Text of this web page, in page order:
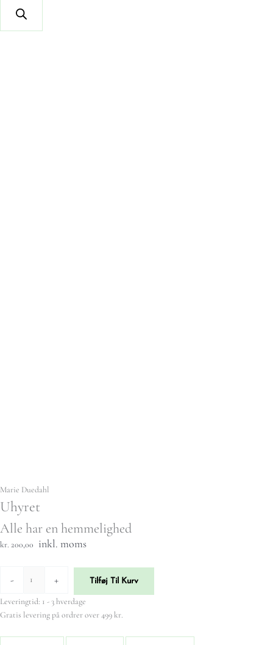
Marie Duedahl
Uhyret
Alle har en hemmelighed
kr. 200,00 inkl. moms
- + Tilføj Til Kurv
Leveringtid: 1 - 3 hverdage
Gratis levering på ordrer over 499 kr.